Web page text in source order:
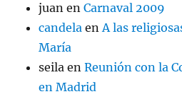
juan enCarnaval 2009
candela enA las
María
seila enReunión con la
en Madrid